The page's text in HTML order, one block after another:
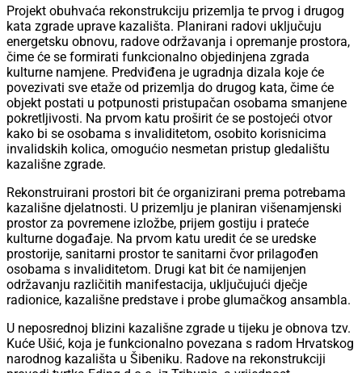
Projekt obuhvaća rekonstrukciju prizemlja te prvog i drugog
kata zgrade uprave kazališta. Planirani radovi uključuju
energetsku obnovu, radove održavanja i opremanje prostora,
čime će se formirati funkcionalno objedinjena zgrada
kulturne namjene. Predviđena je ugradnja dizala koje će
povezivati sve etaže od prizemlja do drugog kata, čime će
objekt postati u potpunosti pristupačan osobama smanjene
pokretljivosti. Na prvom katu proširit će se postojeći otvor
kako bi se osobama s invaliditetom, osobito korisnicima
invalidskih kolica, omogućio nesmetan pristup gledalištu
kazališne zgrade.
Rekonstruirani prostori bit će organizirani prema potrebama
kazališne djelatnosti. U prizemlju je planiran višenamjenski
prostor za povremene izložbe, prijem gostiju i prateće
kulturne događaje. Na prvom katu uredit će se uredske
prostorije, sanitarni prostor te sanitarni čvor prilagođen
osobama s invaliditetom. Drugi kat bit će namijenjen
održavanju različitih manifestacija, uključujući dječje
radionice, kazališne predstave i probe glumačkog ansambla.
U neposrednoj blizini kazališne zgrade u tijeku je obnova tzv.
Kuće Ušić, koja je funkcionalno povezana s radom Hrvatskog
narodnog kazališta u Šibeniku. Radove na rekonstrukciji